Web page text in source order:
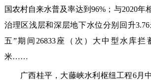
国农村自来水普及率达到96%；与2020年
治理区浅层和深层地下水位分别回升3.76
五”期间26833座（次）大中型水库拦
米……
广西桂平，大藤峡水利枢纽工程6月中